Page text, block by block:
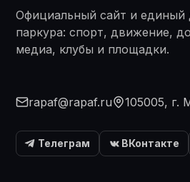
Официальный сайт и единый
паркура: спорт, движение,
медиа, клубы и площадки.
rapaf@rapaf.ru 105005, г.
Телеграм ВКонтакте